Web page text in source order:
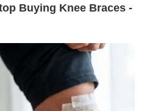
Daftar
Karier
Pedoman Media Siber
Disclaimer Hubungi Kami